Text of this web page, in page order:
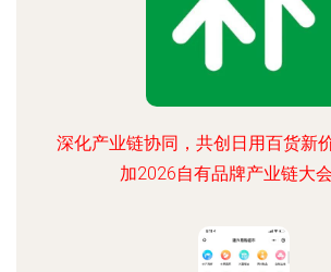
深化产业链协同，共创日用百货新
加2026自有品牌产业链大